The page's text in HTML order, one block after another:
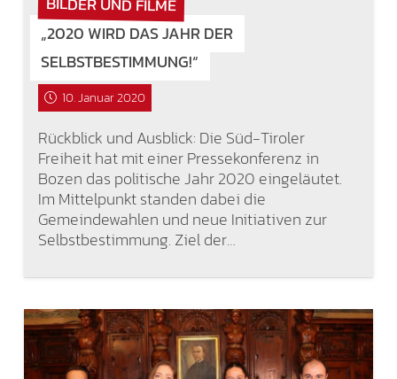
„2020 WIRD DAS JAHR DER
SELBSTBESTIMMUNG!“
10. Januar 2020
Rückblick und Ausblick: Die Süd-Tiroler
Freiheit hat mit einer Pressekonferenz in
Bozen das politische Jahr 2020 eingeläutet.
Im Mittelpunkt standen dabei die
Gemeindewahlen und neue Initiativen zur
Selbstbestimmung. Ziel der…